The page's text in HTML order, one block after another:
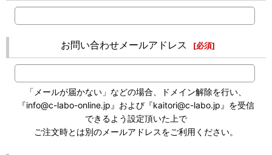
お問い合わせメールアドレス [必須]
「メールが届かない」などの場合、ドメイン解除を行い、
『info@c-labo-online.jp』および『kaitori@c-labo.jp』を受信
できるよう設定頂いた上で
ご注文時とは別のメールアドレスをご利用ください。